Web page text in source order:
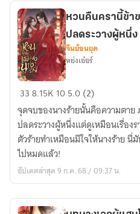
ประโยชน์
ของ
ฮ่องเต้
ไร้
ใจ
หวน
ครา
นี้
ข้า
ขอ
เป็น
นาง
หวนคืนครานี้ข้า
ปลดระวางผู้หนึ่ง
จีนย้อนยุค
หย่งเอ๋อร์
338.15K 105.0 (2)
จุดจบของนางร้ายนั้นคือความตาย
ปลดระวางผู้หนึ่งแต่ดูเหมือนเรื่อง
ตัวร้ายทำเหมือนมีใจให้นางร้าย นี่
ไปหมดแล้ว!
อัปเดตล่าสุด 9 ก.ค. 68 / 09:37 น.